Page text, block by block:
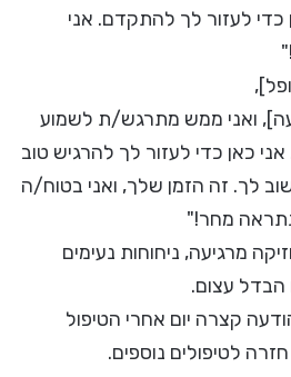
כדי לעזור לך להתקדם. אני
ואני ממש מתרגש/ת לשמוע
כאן כדי לעזור לך להרגיש טוב
לך. זה הזמן שלך, ואני בטוח/ה
נתראה מחר!"
מרגיעה, ניחוחות נעימים
הבדל עצום.
קצרה יום אחרי הטיפול
לטיפולים נוספים.